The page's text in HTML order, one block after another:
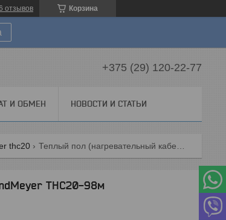
Корзина
отзывов
+375 (29) 120-22-77
И ОБМЕН НОВОСТИ И СТАТЬИ
thc20
THC20-98м